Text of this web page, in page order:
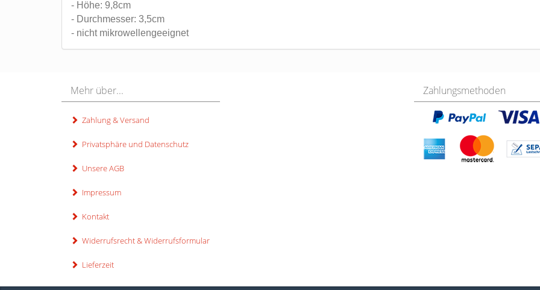
- Höhe: 9,8cm
- Durchmesser: 3,5cm
- nicht mikrowellengeeignet
Mehr über...
Zahlung & Versand
Privatsphäre und Datenschutz
Unsere AGB
Impressum
Kontakt
Widerrufsrecht & Widerrufsformular
Lieferzeit
Zahlungsmethoden